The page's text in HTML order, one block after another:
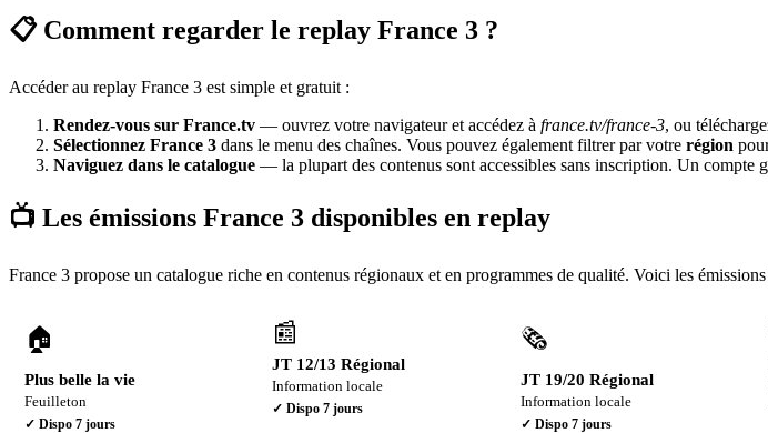
📋 Comment regarder le replay France 3 ?
Accéder au replay France 3 est simple et gratuit :
Rendez-vous sur France.tv — ouvrez votre navigateur et accédez à france.tv/france-3, ou
Sélectionnez France 3 dans le menu des chaînes. Vous pouvez également filtrer par votre région
Naviguez dans le catalogue — la plupart des contenus sont accessibles sans inscription. Un compte
📺 Les émissions France 3 disponibles en replay
France 3 propose un catalogue riche en contenus régionaux et en programmes de qualité. Voici les
🏠
Plus belle la vie
Feuilleton
✓ Dispo 7 jours
📰
JT 12/13 Régional
Information locale
✓ Dispo7 jours
🗞️
JT 19/20 Régional
Information locale
✓ Dispo 7 jours